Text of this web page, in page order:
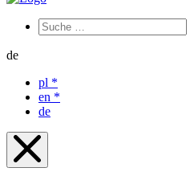
de
pl *
en *
de